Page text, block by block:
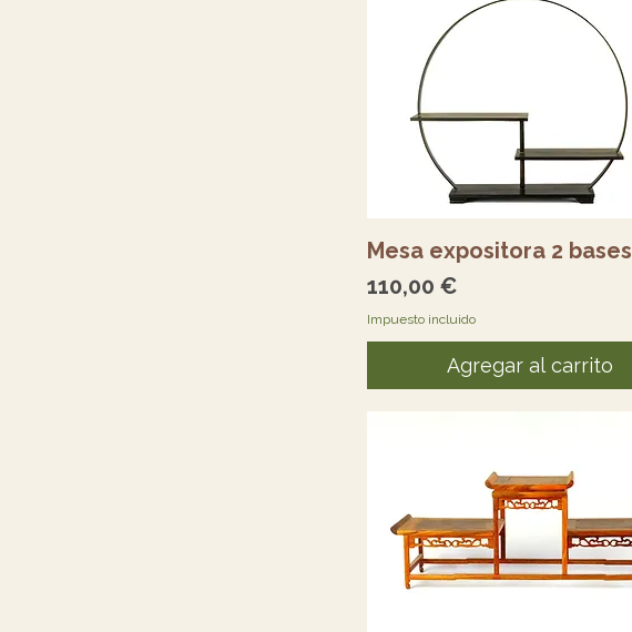
Vista rápida
Mesa expositora 2 bases
Precio
110,00 €
Impuesto incluido
Agregar al carrito